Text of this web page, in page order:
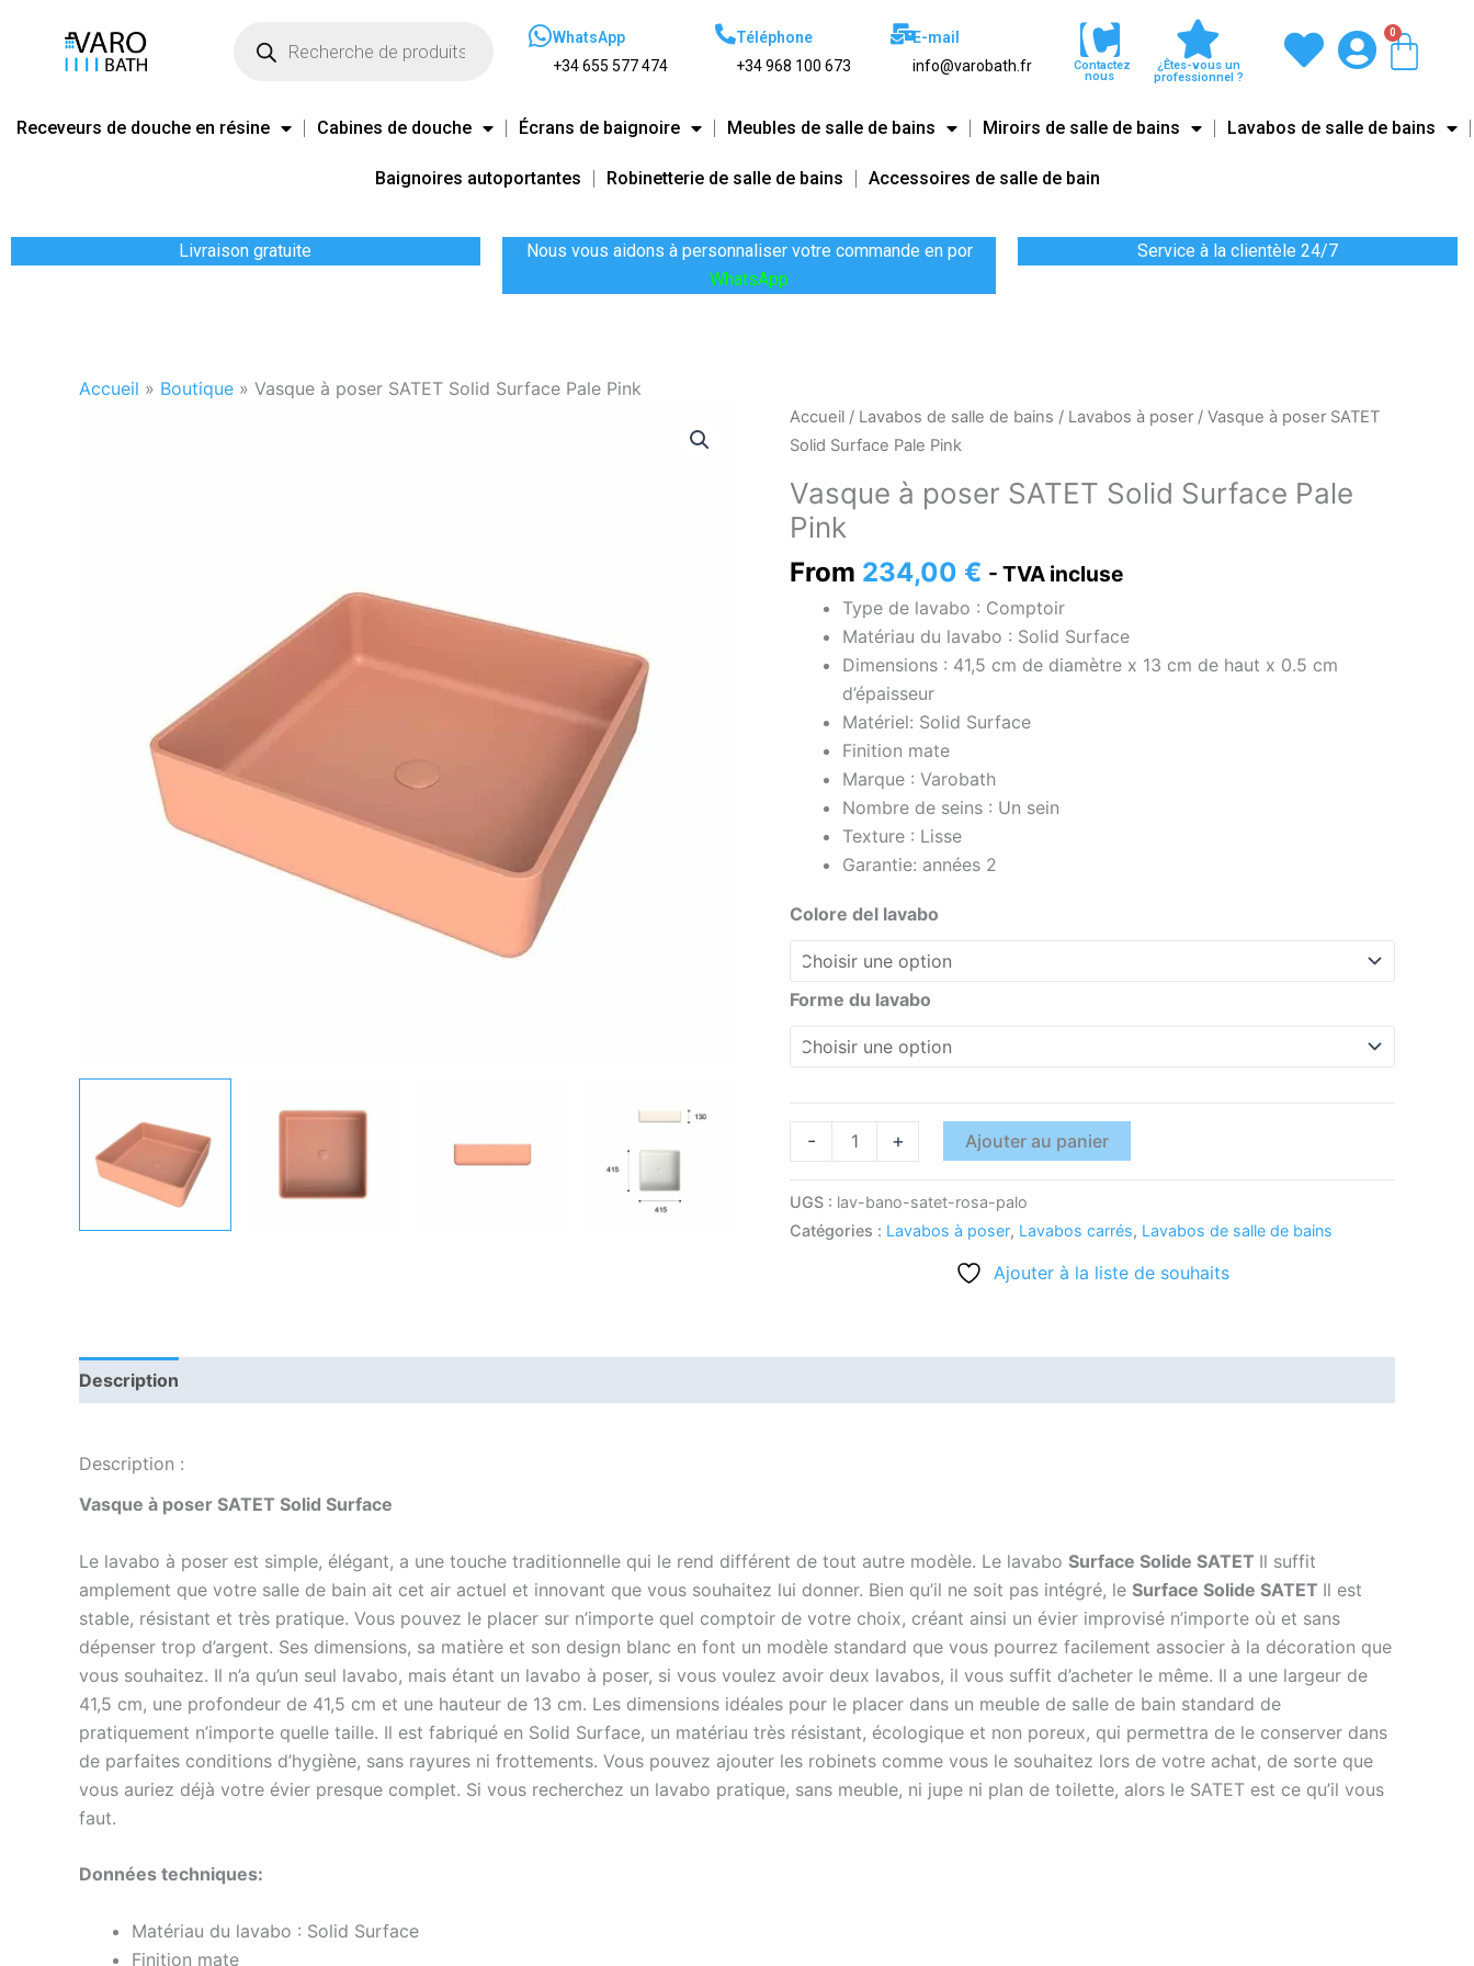
contenu
produits
WhatsApp
+34 655 577 474
Téléphone
+34 968 100 673
E-mail
info@varobath.fr
Contactez
nous
¿Êtes-vous un
professionnel ?
0
Receveurs de douche en résine Cabines de douche Écrans de baignoire Meubles de salle de bains Miroirs de salle de bains Lavabos de salle de bains
Baignoires autoportantes Robinetterie de salle de bains Accessoires de salle de bain
Livraison gratuite
Nous vous aidons à personnaliser votre commande en por
WhatsApp
Service à la clientèle 24/7
Accueil » Boutique » Vasque à poser SATET Solid Surface Pale Pink
Accueil / Lavabos de salle de bains / Lavabos à poser / Vasque à poser SATET
Solid Surface Pale Pink
Vasque à poser SATET Solid Surface Pale
Pink
From 234,00 € - TVA incluse
Type de lavabo : Comptoir
Matériau du lavabo : Solid Surface
Dimensions : 41,5 cm de diamètre x 13 cm de haut x 0.5 cm
d’épaisseur
Matériel: Solid Surface
Finition mate
Marque : Varobath
Nombre de seins : Un sein
Texture : Lisse
Garantie: années 2
Colore del lavabo
Forme du lavabo
-
quantité
de
à
poser
SATET
Solid
Surface
+ Ajouter au panier
UGS : lav-bano-satet-rosa-palo
Catégories : Lavabos à poser, Lavabos carrés, Lavabos de salle de bains
Ajouter à la liste de souhaits
Description
Description :
Vasque à poser SATET Solid Surface
Le lavabo à poser est simple, élégant, a une touche traditionnelle qui le rend différent de tout autre modèle. Le lavabo Surface Solide SATET Il suffit
amplement que votre salle de bain ait cet air actuel et innovant que vous souhaitez lui donner. Bien qu’il ne soit pas intégré, le Surface Solide SATET Il est
stable, résistant et très pratique. Vous pouvez le placer sur n’importe quel comptoir de votre choix, créant ainsi un évier improvisé n’importe où et sans
dépenser trop d’argent. Ses dimensions, sa matière et son design blanc en font un modèle standard que vous pourrez facilement associer à la décoration que
vous souhaitez. Il n’a qu’un seul lavabo, mais étant un lavabo à poser, si vous voulez avoir deux lavabos, il vous suffit d’acheter le même. Il a une largeur de
41,5 cm, une profondeur de 41,5 cm et une hauteur de 13 cm. Les dimensions idéales pour le placer dans un meuble de salle de bain standard de
pratiquement n’importe quelle taille. Il est fabriqué en Solid Surface, un matériau très résistant, écologique et non poreux, qui permettra de le conserver dans
de parfaites conditions d’hygiène, sans rayures ni frottements. Vous pouvez ajouter les robinets comme vous le souhaitez lors de votre achat, de sorte que
vous auriez déjà votre évier presque complet. Si vous recherchez un lavabo pratique, sans meuble, ni jupe ni plan de toilette, alors le SATET est ce qu’il vous
faut.
Données techniques:
Matériau du lavabo : Solid Surface
Finition mate